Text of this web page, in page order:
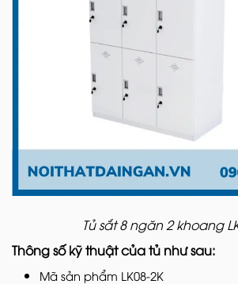
Tủ sắt 8 ngăn 2 khoang
Thông số kỹ thuật của tủ như sau:
Mã sản phẩm LK08-2K